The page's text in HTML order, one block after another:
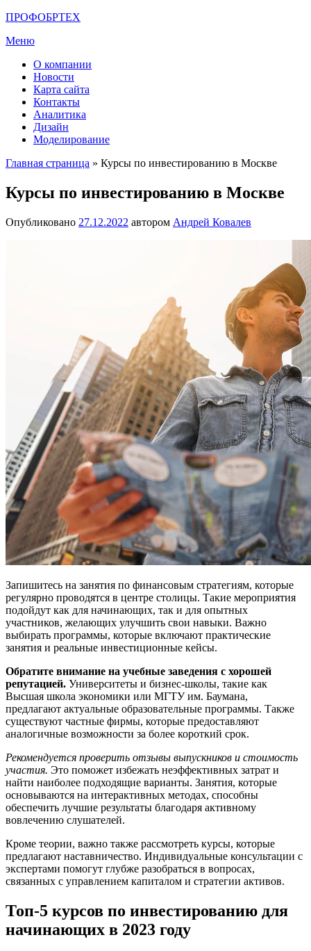
Перейти
содержимому
ПРОФОБРТЕХ
Меню
О компании
Новости
Карта сайта
Контакты
Аналитика
Дизайн
Моделирование
Главная страница » Курсы по инвестированию в Москве
Курсы по инвестированию в Москве
Опубликовано 27.12.2022 автором Андрей Ковалев
Запишитесь на занятия по финансовым стратегиям, которые
регулярно проводятся в центре столицы. Такие мероприятия
подойдут как для начинающих, так и для опытных
участников, желающих улучшить свои навыки. Важно
выбирать программы, которые включают практические
занятия и реальные инвестиционные кейсы.
Обратите внимание на учебные заведения с хорошей
репутацией. Университеты и бизнес-школы, такие как
Высшая школа экономики или МГТУ им. Баумана,
предлагают актуальные образовательные программы. Также
существуют частные фирмы, которые предоставляют
аналогичные возможности за более короткий срок.
Рекомендуется проверить отзывы выпускников и стоимость
участия. Это поможет избежать неэффективных затрат и
найти наиболее подходящие варианты. Занятия, которые
основываются на интерактивных методах, способны
обеспечить лучшие результаты благодаря активному
вовлечению слушателей.
Кроме теории, важно также рассмотреть курсы, которые
предлагают наставничество. Индивидуальные консультации с
экспертами помогут глубже разобраться в вопросах,
связанных с управлением капиталом и стратегии активов.
Топ-5 курсов по инвестированию для
начинающих в 2023 году